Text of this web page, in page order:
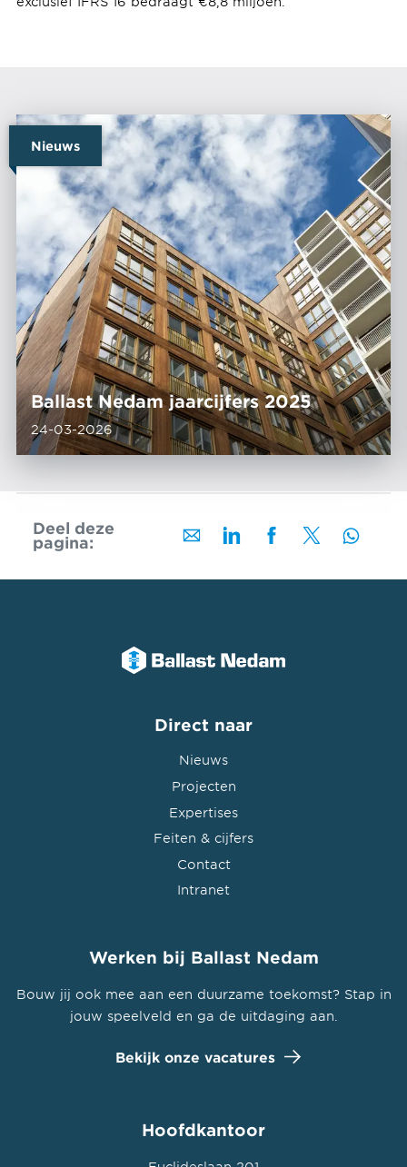
Nieuws
Ballast Nedam jaarcijfers 2025
24-03-2026
Deel deze
pagina:
Direct naar
Nieuws
Projecten
Expertises
Feiten & cijfers
Contact
Intranet
Werken bij Ballast Nedam
Bouw jij ook mee aan een duurzame toekomst? Stap in
jouw speelveld en ga de uitdaging aan.
Bekijk onze vacatures
Hoofdkantoor